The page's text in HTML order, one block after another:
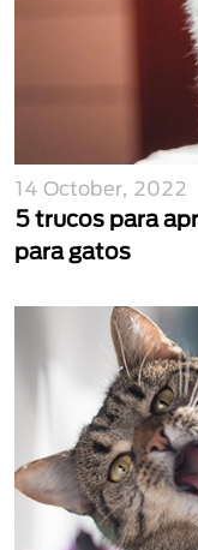
14 October, 2022
5 trucos para
para gatos